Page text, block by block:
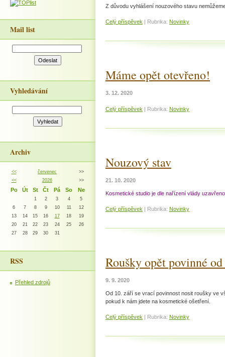
Z důvodu vyhlášení nouzového stavu
Celý příspěvek | Rubrika: Novinky
Máme opět otevřeno!
3. 12. 2020
Celý příspěvek | Rubrika: Novinky
Nouzový stav
21. 10. 2020
Kosmetické studio je dle nařízení vlády
Celý příspěvek | Rubrika: Novinky
Roušky opět povinné
9. 9. 2020
Od 10. září se vrací povinnost nosit roušky ve
pokud k nám jdete na kosmetické ošetření.
Celý příspěvek | Rubrika: Novinky
Mail list
Vyhledávání
Archiv
<< červenec
>>
<<
2026 >>
Po Út St Čt Pá So Ne
1 2 3 4
5
6
7 8 9 10 11
12
13
14 15 16 17 18
19
20
21 22 23 24 25
26
27
28 29 30 31
RSS
Přehled zdrojů